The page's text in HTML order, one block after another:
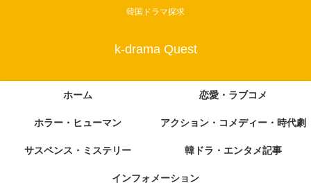
韓国ドラマ探求
k-drama Quest
ホーム 恋愛・ラブコメ
ホラー・ヒューマン アクション・コメディー・時代劇
サスペンス・ミステリー 韓ドラ・エンタメ記事
インフォメーション